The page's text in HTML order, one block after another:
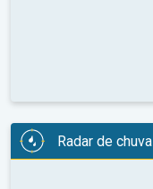
Radar de chuva